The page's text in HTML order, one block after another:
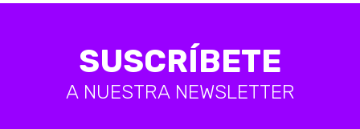
SUSCRÍBETE
A NUESTRA NEWSLETTER